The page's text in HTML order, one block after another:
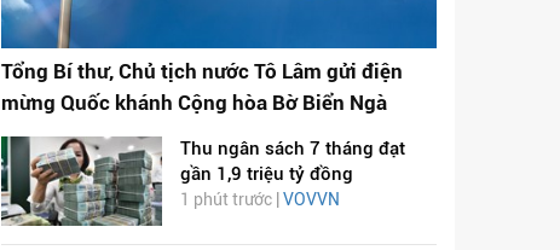
Tổng Bí thư, Chủ tịch nước Tô Lâm gửi điện
mừng Quốc khánh Cộng hòa Bờ Biển Ngà
Thu ngân sách 7 tháng đạt
gần 1,9 triệu tỷ đồng
1 phút trước | VOVVN